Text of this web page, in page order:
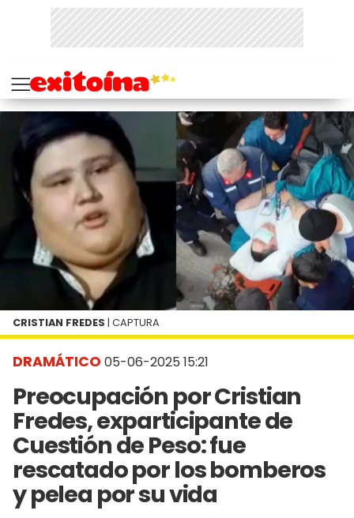
DRAMÁTICO 05-06-2025 15:21
Preocupación por Cristian
Fredes, exparticipante de
Cuestión de Peso: fue
rescatado por los bomberos
y pelea por su vida
CRISTIAN FREDES | CAPTURA